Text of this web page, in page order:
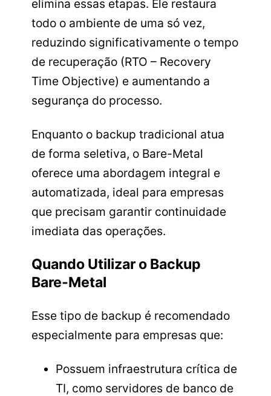
elimina essas etapas. Ele restaura
todo o ambiente de uma só vez,
reduzindo significativamente o tempo
de recuperação (RTO – Recovery
Time Objective) e aumentando a
segurança do processo.
Enquanto o backup tradicional atua
de forma seletiva, o Bare-Metal
oferece uma abordagem integral e
automatizada, ideal para empresas
que precisam garantir continuidade
imediata das operações.
Quando Utilizar o Backup
Bare-Metal
Esse tipo de backup é recomendado
especialmente para empresas que:
Possuem infraestrutura crítica de
TI, como servidores de banco de